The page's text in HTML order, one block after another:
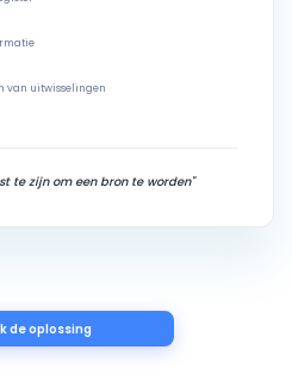
van uitwisselingen
te zijn om een bron te worden"
de oplossing